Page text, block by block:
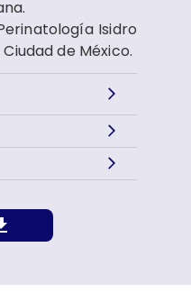
Isidro
de México.